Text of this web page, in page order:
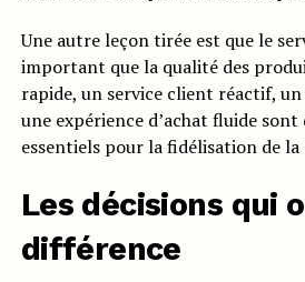
Une autre leçon tirée est que le
important que la qualité des
rapide, un service client réactif,
une expérience d’achat fluide sont
essentiels pour la fidélisation de
Les décisions qui
différence